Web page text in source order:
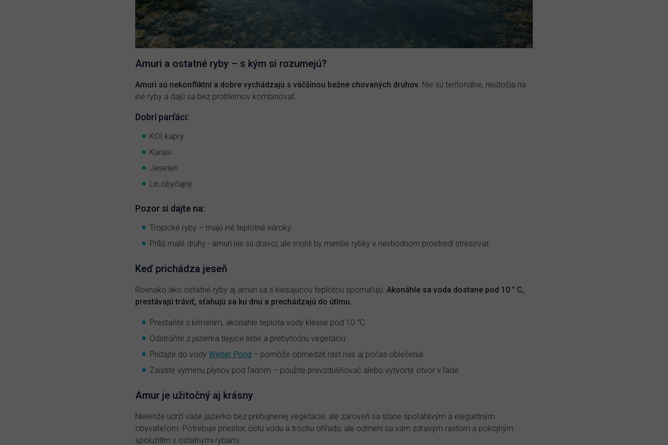
Amuri a ostatné ryby – s kým si rozumejú?
Amuri sú nekonfliktní a dobre vychádzajú s väčšinou bežne chovaných druhov. Nie sú teritoriálne, neútočia na
iné ryby a dajú sa bez problémov kombinovať.
Dobrí parťáci:
KOI kapry
Karasi
Jeseteri
Lín obyčajný
Pozor si dajte na:
Tropické ryby – majú iné teplotné nároky
Príliš malé druhy - amuri nie sú dravci, ale mohli by menšie rybky v nevhodnom prostredí stresovať
Keď prichádza jeseň
Rovnako ako ostatné ryby aj amuri sa s klesajúcou teplotou spomaľujú. Akonáhle sa voda dostane pod 10 ° C,
prestávajú tráviť, sťahujú sa ku dnu a prechádzajú do útlmu.
Prestaňte s kŕmením, akonáhle teplota vody klesne pod 10 °C
Odstráňte z jazierka tlejúce lístie a prebytočnú vegetáciu
Pridajte do vody Winter Pond – pomôže obmedziť rast rias aj počas oblečenia
Zaistite výmenu plynov pod ľadom – použite prevzdušňovač alebo vytvorte otvor v ľade
Amur je užitočný aj krásny
Nielenže udrží vaše jazierko bez prebujnenej vegetácie, ale zároveň sa stane spoľahlivým a elegantným
obyvateľom. Potrebuje priestor, čistú vodu a trochu ohľadu, ale odmení sa vám zdravým rastom a pokojným
spolužitím s ostatnými rybami.